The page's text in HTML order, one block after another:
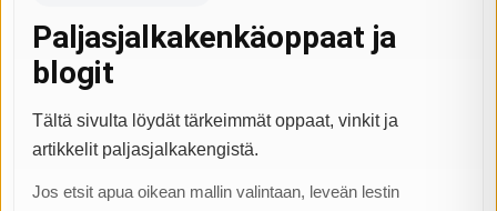
Paljasjalkakenkäoppaat ja
blogit
Tältä sivulta löydät tärkeimmät oppaat, vinkit ja
artikkelit paljasjalkakengistä.
Jos etsit apua oikean mallin valintaan, leveän lestin